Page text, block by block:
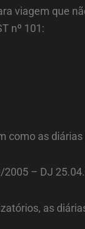
viagem que
nº 101:
como as
2005 – DJ
as